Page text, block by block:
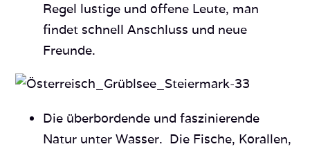
Regel lustige und offene Leute, man
findet schnell Anschluss und neue
Freunde.
Die überbordende und faszinierende
Natur unter Wasser. Die Fische, Korallen,